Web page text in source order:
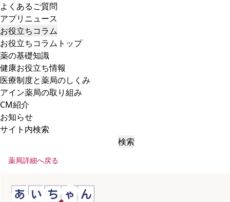
よくあるご質問
アプリニュース
お役立ちコラム
お役立ちコラムトップ
薬の基礎知識
健康お役立ち情報
医療制度と薬局のしくみ
アイン薬局の取り組み
CM紹介
お知らせ
サイト内検索
検索
薬局詳細へ戻る